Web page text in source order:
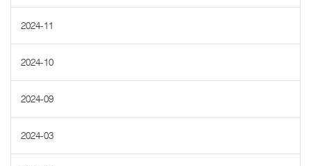
2024-11
2024-10
2024-09
2024-03